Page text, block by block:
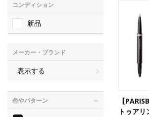
コンディション
新品
メーカー・ブランド
表示する
色やパターン
【
トゥア